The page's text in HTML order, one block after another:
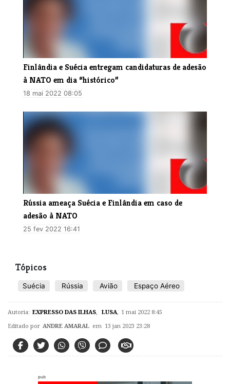
Finlândia e Suécia entregam candidaturas de adesão
à NATO em dia “histórico”
18 mai 2022 08:05
Rússia ameaça Suécia e Finlândia em caso de
adesão à NATO
25 fev 2022 16:41
Tópicos
Suécia Rússia Avião Espaço Aéreo
Autoria: EXPRESSO DAS ILHAS LUSA 1 mai 2022 8:45
Editado por ANDRE AMARAL em 13 jan 2023 23:28
pub